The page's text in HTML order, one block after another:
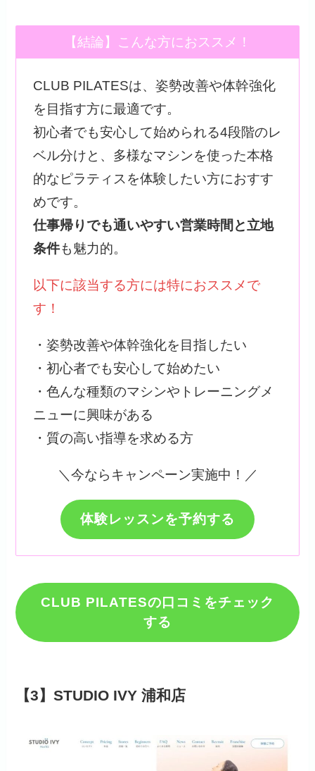
【結論】こんな方におススメ！
CLUB PILATESは、姿勢改善や体幹強化
を目指す方に最適です。
初心者でも安心して始められる4段階のレ
ベル分けと、多様なマシンを使った本格
的なピラティスを体験したい方におすす
めです。
仕事帰りでも通いやすい営業時間と立地
条件も魅力的。
以下に該当する方には特におススメで
す！
・姿勢改善や体幹強化を目指したい
・初心者でも安心して始めたい
・色んな種類のマシンやトレーニングメ
ニューに興味がある
・質の高い指導を求める方
＼今ならキャンペーン実施中！／
体験レッスンを予約する
CLUB PILATESの口コミをチェック
する
【3】STUDIO IVY 浦和店